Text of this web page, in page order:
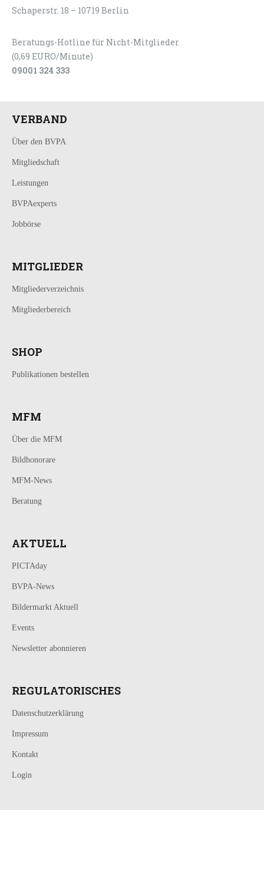
Schaperstr. 18 – 10719 Berlin
Beratungs-Hotline für Nicht-Mitglieder
(0,69 EURO/Minute)
09001 324 333
VERBAND
Über den BVPA
Mitgliedschaft
Leistungen
BVPAexperts
Jobbörse
MITGLIEDER
Mitgliederverzeichnis
Mitgliederbereich
SHOP
Publikationen bestellen
MFM
Über die MFM
Bildhonorare
MFM-News
Beratung
AKTUELL
PICTAday
BVPA-News
Bildermarkt Aktuell
Events
Newsletter abonnieren
REGULATORISCHES
Datenschutzerklärung
Impressum
Kontakt
Login